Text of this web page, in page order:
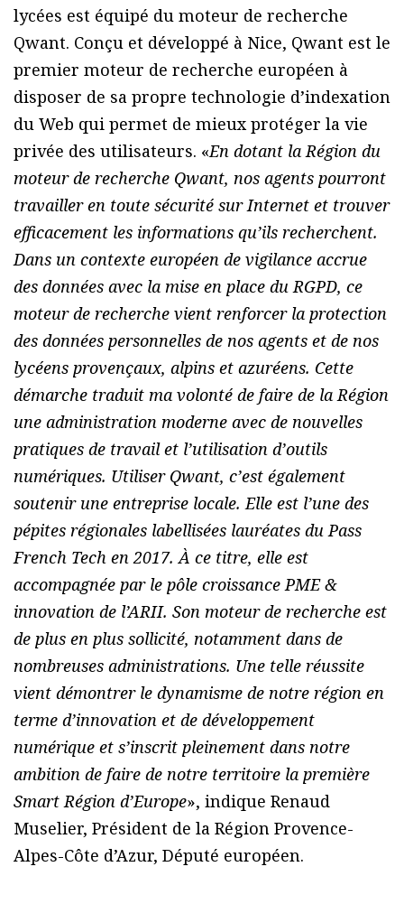
lycées est équipé du moteur de recherche
Qwant. Conçu et développé à Nice, Qwant est le
premier moteur de recherche européen à
disposer de sa propre technologie d’indexation
du Web qui permet de mieux protéger la vie
privée des utilisateurs. «En dotant la Région du
moteur de recherche Qwant, nos agents pourront
travailler en toute sécurité sur Internet et trouver
efficacement les informations qu’ils recherchent.
Dans un contexte européen de vigilance accrue
des données avec la mise en place du RGPD, ce
moteur de recherche vient renforcer la protection
des données personnelles de nos agents et de nos
lycéens provençaux, alpins et azuréens. Cette
démarche traduit ma volonté de faire de la Région
une administration moderne avec de nouvelles
pratiques de travail et l’utilisation d’outils
numériques. Utiliser Qwant, c’est également
soutenir une entreprise locale. Elle est l’une des
pépites régionales labellisées lauréates du Pass
French Tech en 2017. À ce titre, elle est
accompagnée par le pôle croissance PME &
innovation de l’ARII. Son moteur de recherche est
de plus en plus sollicité, notamment dans de
nombreuses administrations. Une telle réussite
vient démontrer le dynamisme de notre région en
terme d’innovation et de développement
numérique et s’inscrit pleinement dans notre
ambition de faire de notre territoire la première
Smart Région d’Europe», indique Renaud
Muselier, Président de la Région Provence-
Alpes-Côte d’Azur, Député européen.